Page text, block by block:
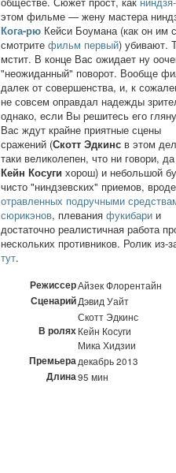
этом фильме — жену мастера
Кога-рю Кейси Боумана (как он им
смотрите фильм первый) убивают.
мстит. В конце Вас ожидает ну
"неожиданный" поворот. Вообще
далек от совершенства, и, к
не совсем оправдал надежды
однако, если Вы решитесь его
Вас ждут крайне приятные сцены
сражений (Скотт Эдкинс в этом
таки великолепен, что ни говори,
Кейн Косуги хорош) и небольшой
чисто "ниндзевских" приемов, вроде
отравленных подручными
сюрикэнов, плевания фукибари и
достаточно реалистичная работа
нескольких противников. Ролик из-
тут.
РежиссерАйзек Флорентайн
Сценарий Дэвид Уайт
В ролях
Скотт Эдкинс
Кейн Косуги
Мика Хидзии
Премьера декабрь 2013
Длина95 мин